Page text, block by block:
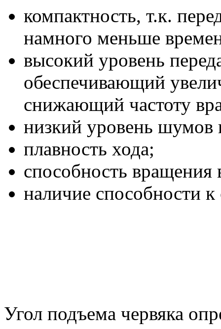
компактность, т.к.
намного меньше
высокий уровень
обеспечивающий
снижающий частоту
низкий уровень шумов
плавность хода;
способность вращения
наличие способности
Угол подъема червяка